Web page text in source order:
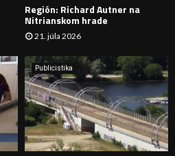
A
N
I
E
Región: Richard Autner na
Nitrianskom hrade
21. júla 2026
Publicistika